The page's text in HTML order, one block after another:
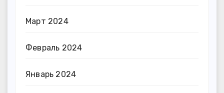
Март 2024
Февраль 2024
Январь 2024